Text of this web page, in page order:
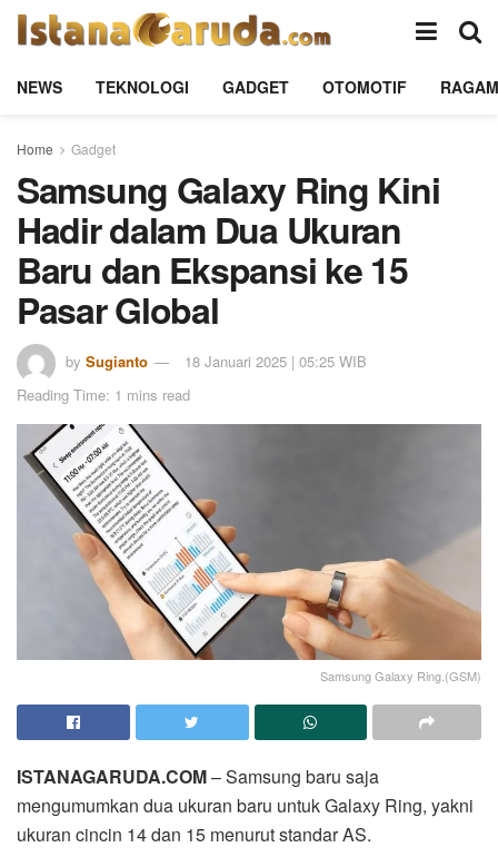
NEWS TEKNOLOGI GADGET OTOMOTIF RAGAM
Home Gadget
Samsung Galaxy Ring Kini
Hadir dalam Dua Ukuran
Baru dan Ekspansi ke 15
Pasar Global
by Sugianto
18 Januari 2025 | 05:25 WIB
Reading Time: 1 mins read
Samsung Galaxy Ring.(GSM)
ISTANAGARUDA.COM– Samsung baru saja
mengumumkan dua ukuran baru untuk Galaxy Ring, yakni
ukuran cincin 14 dan 15 menurut standar AS.